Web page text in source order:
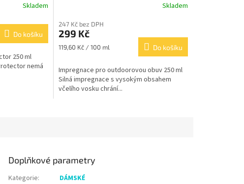
Skladem
Do košíku
250 ml
nemá
Skladem
247 Kč bez DPH
299 Kč
Měrná
119,60 Kč / 100 ml Do košíku
Impregnace pro outdoorovou obuv 250 ml
Silná impregnace s vysokým obsahem
včelího vosku chrání...
Doplňkové parametry
Kategorie:
DÁMSKÉ